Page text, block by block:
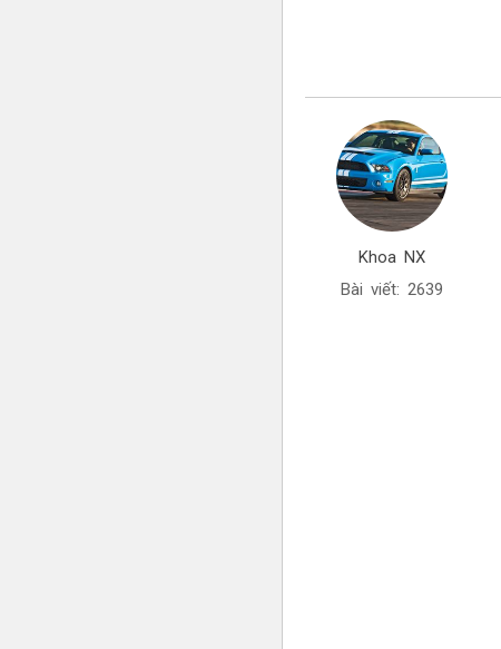
Khoa NX
Bài viết: 2639